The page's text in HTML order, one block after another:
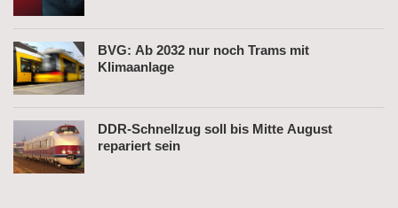
BVG: Ab 2032 nur noch Trams mit
Klimaanlage
DDR-Schnellzug soll bis Mitte August
repariert sein